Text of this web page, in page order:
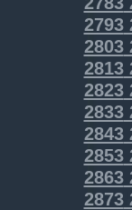
2793
2803
2813
2823
2833
2843
2853
2863
2873